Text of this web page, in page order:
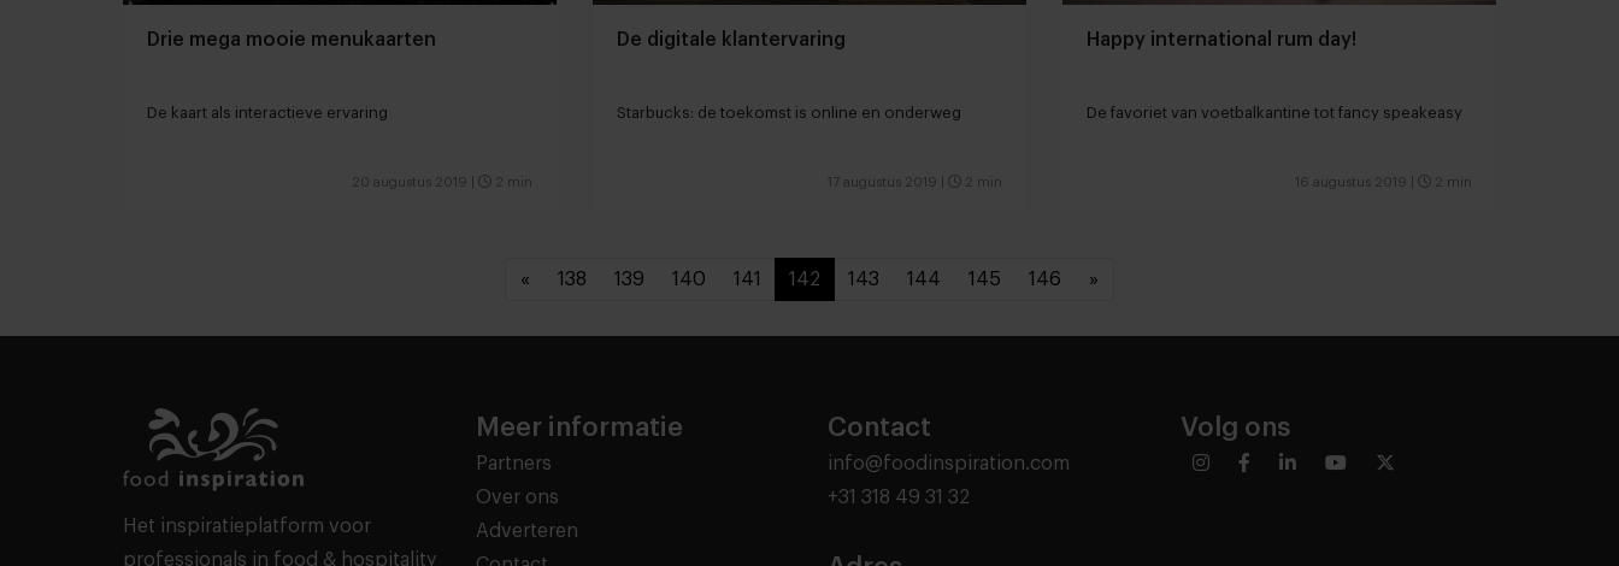
Drie mega mooie menukaarten
De kaart als interactieve ervaring
20 augustus 2019 2 min
De digitale klantervaring
Starbucks: de toekomst is online en onderweg
17 augustus 2019 2 min
Happy international rum day!
De favoriet van voetbalkantine tot fancy speakeasy
16 augustus 2019 2 min
« 138 139 140 141 142 143 144 145 146 »
Het inspiratieplatform voor
professionals in food & hospitality
Meer informatie
Partners
Over ons
Adverteren
Contact
info@foodinspiration.com
+31 318 49 31 32
Volg ons